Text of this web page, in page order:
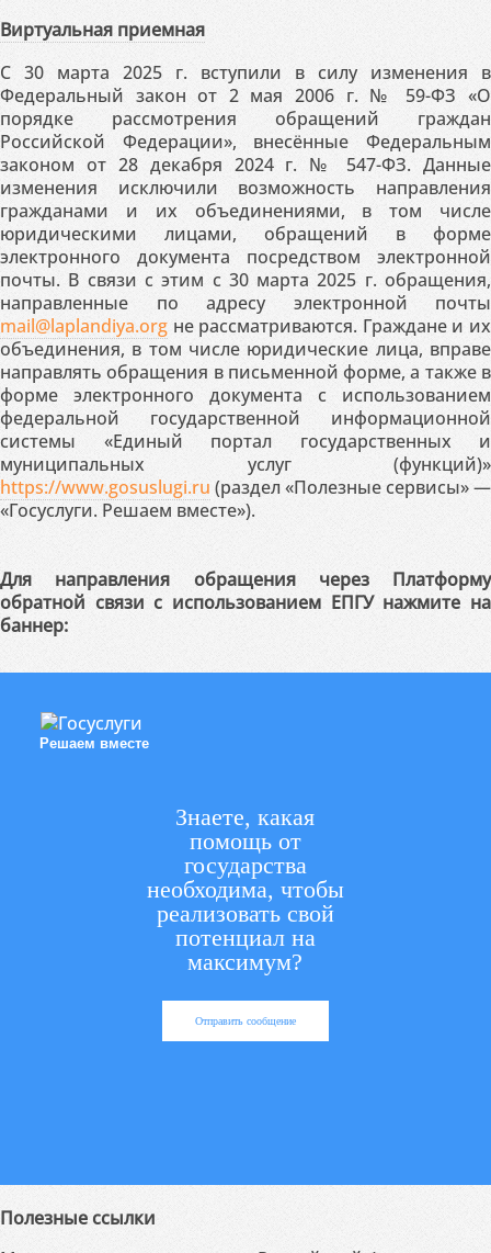
Виртуальная приемная
С 30 марта 2025 г. вступили в силу изменения в
Федеральный закон от 2 мая 2006 г. № 59-ФЗ «О
порядке рассмотрения обращений граждан
Российской Федерации», внесённые Федеральным
законом от 28 декабря 2024 г. № 547-ФЗ. Данные
изменения исключили возможность направления
гражданами и их объединениями, в том числе
юридическими лицами, обращений в форме
электронного документа посредством электронной
почты. В связи с этим с 30 марта 2025 г. обращения,
направленные по адресу электронной почты
mail@laplandiya.org не рассматриваются. Граждане и их
объединения, в том числе юридические лица, вправе
направлять обращения в письменной форме, а также в
форме электронного документа с использованием
федеральной государственной информационной
системы «Единый портал государственных и
муниципальных услуг (функций)»
https://www.gosuslugi.ru (раздел «Полезные сервисы» —
«Госуслуги. Решаем вместе»).
Для направления обращения через Платформу
обратной связи с использованием ЕПГУ нажмите на
баннер:
Решаем вместе
Знаете, какая
помощь от
государства
необходима, чтобы
реализовать свой
потенциал на
максимум?
Отправить сообщение
Полезные ссылки